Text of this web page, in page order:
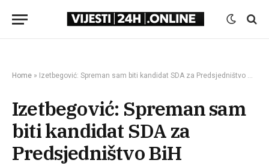
Home » Izetbegović: Spreman sam biti kandidat SDA za Predsjedništvo BiH
Izetbegović: Spreman sam
biti kandidat SDA za
Predsjedništvo BiH